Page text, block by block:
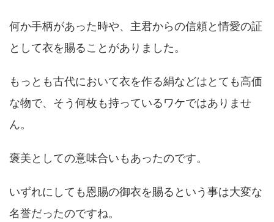
何か手柄があった時や、主君からの信頼と情愛の証
として衣を賜ることがありました。
もっとも古代において衣を作る絹などはとても高価
な物で、そう何枚も持っているワケではありませ
ん。
褒美としての意味合いもあったのです。
いずれにしても恩賜の御衣を賜るという事は大変な
名誉だったのですね。